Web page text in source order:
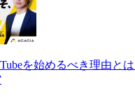
を始めるべき理由と